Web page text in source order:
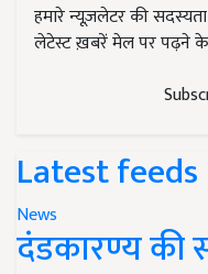
हमारे न्यूज़लेटर की
लेटेस्ट ख़बरें मेल पर पढ़ने के
Latest feeds
News
दंडकारण्य की